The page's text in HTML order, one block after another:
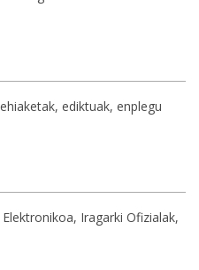
ediktuak, enplegu
Iragarki Ofizialak,